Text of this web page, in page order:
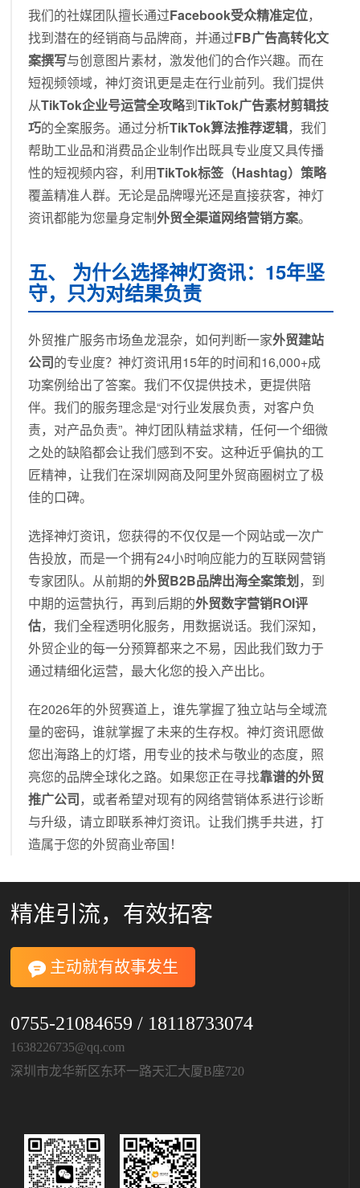
我们的社媒团队擅长通过Facebook受众精准定位，
找到潜在的经销商与品牌商，并通过FB广告高转化文
案撰写与创意图片素材，激发他们的合作兴趣。而在
短视频领域，神灯资讯更是走在行业前列。我们提供
从TikTok企业号运营全攻略到TikTok广告素材剪辑技
巧的全案服务。通过分析TikTok算法推荐逻辑，我们
帮助工业品和消费品企业制作出既具专业度又具传播
性的短视频内容，利用TikTok标签（Hashtag）策略
覆盖精准人群。无论是品牌曝光还是直接获客，神灯
资讯都能为您量身定制外贸全渠道网络营销方案。
五、 为什么选择神灯资讯：15年坚
守，只为对结果负责
外贸推广服务市场鱼龙混杂，如何判断一家外贸建站
公司的专业度？神灯资讯用15年的时间和16,000+成
功案例给出了答案。我们不仅提供技术，更提供陪
伴。我们的服务理念是“对行业发展负责，对客户负
责，对产品负责”。神灯团队精益求精，任何一个细微
之处的缺陷都会让我们感到不安。这种近乎偏执的工
匠精神，让我们在深圳网商及阿里外贸商圈树立了极
佳的口碑。
选择神灯资讯，您获得的不仅仅是一个网站或一次广
告投放，而是一个拥有24小时响应能力的互联网营销
专家团队。从前期的外贸B2B品牌出海全案策划，到
中期的运营执行，再到后期的外贸数字营销ROI评
估，我们全程透明化服务，用数据说话。我们深知，
外贸企业的每一分预算都来之不易，因此我们致力于
通过精细化运营，最大化您的投入产出比。
在2026年的外贸赛道上，谁先掌握了独立站与全域流
量的密码，谁就掌握了未来的生存权。神灯资讯愿做
您出海路上的灯塔，用专业的技术与敬业的态度，照
亮您的品牌全球化之路。如果您正在寻找靠谱的外贸
推广公司，或者希望对现有的网络营销体系进行诊断
与升级，请立即联系神灯资讯。让我们携手共进，打
造属于您的外贸商业帝国！
精准引流，有效拓客
主动就有故事发生
0755-21084659 / 18118733074
1638226735@qq.com
深圳市龙华新区东环一路天汇大厦B座720